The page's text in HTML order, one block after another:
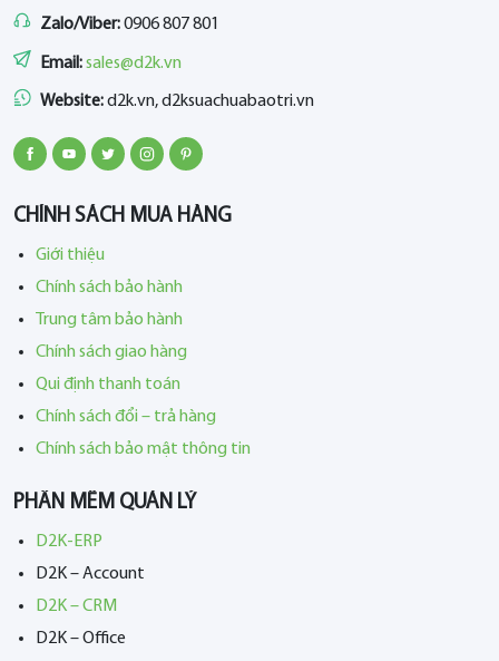
Zalo/Viber:0906 807 801
Email:sales@d2k.vn
Website:d2k.vn, d2ksuachuabaotri.vn
CHÍNH SÁCH MUA HÀNG
Giới thiệu
Chính sách bảo hành
Trung tâm bảo hành
Chính sách giao hàng
Qui định thanh toán
Chính sách đổi – trả hàng
Chính sách bảo mật thông tin
PHẦN MỀM QUẢN LÝ
D2K-ERP
D2K – Account
D2K – CRM
D2K – Office